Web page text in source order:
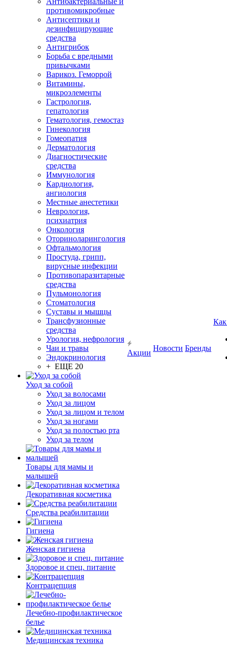
противомикробные
Антисептики и
дезинфицирующие
средства
Антигрибок
Борьба с вредными
привычками
Варикоз. Геморрой
Витамины,
микроэлементы
Гастрология,
гепатология
Гематология, гемостаз
Гинекология
Гомеопатия
Дерматология
Диагностические
средства
Иммунология
Кардиология,
ангиология
Местные анестетики
Неврология,
психиатрия
Онкология
Оториноларингология
Офтальмология
Простуда, грипп,
вирусные инфекции
Противопаразитарные
средства
Пульмонология
Стоматология
Суставы и мышцы
Трансфузионные
средства
Урология, нефрология
Чаи и травы
Эндокринология
+ ЕЩЕ 20
Уход за собой
Уход за волосами
Уход за лицом
Уход за лицом и телом
Уход за ногами
Уход за полостью рта
Уход за телом
Товары для мамы и
малышей
Декоративная косметика
Средства реабилитации
Гигиена
Женская гигиена
Здоровое и спец. питание
Контрацепция
Лечебно-профилактическое
белье
Медицинская техника
Акции
Новости Бренды